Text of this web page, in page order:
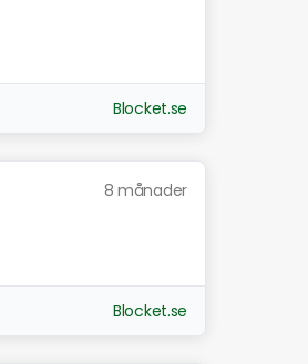
Blocket.se
8 månader
Blocket.se